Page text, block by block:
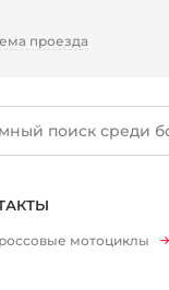
проезда
мотоциклы